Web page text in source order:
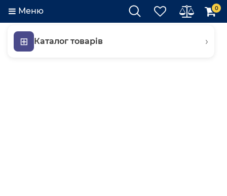
Меню 0
⊞ Каталог товарів ›